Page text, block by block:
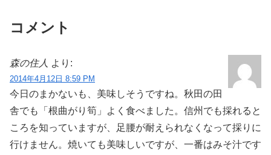
コメント
森の住人 より:
2014年4月12日 8:59 PM
今日のまかないも、美味しそうですね。秋田の田
舎でも「根曲がり筍」よく食べました。信州でも採れると
ころを知っていますが、足腰が耐えられなくなって採りに
行けません。焼いても美味しいですが、一番はみそ汁です